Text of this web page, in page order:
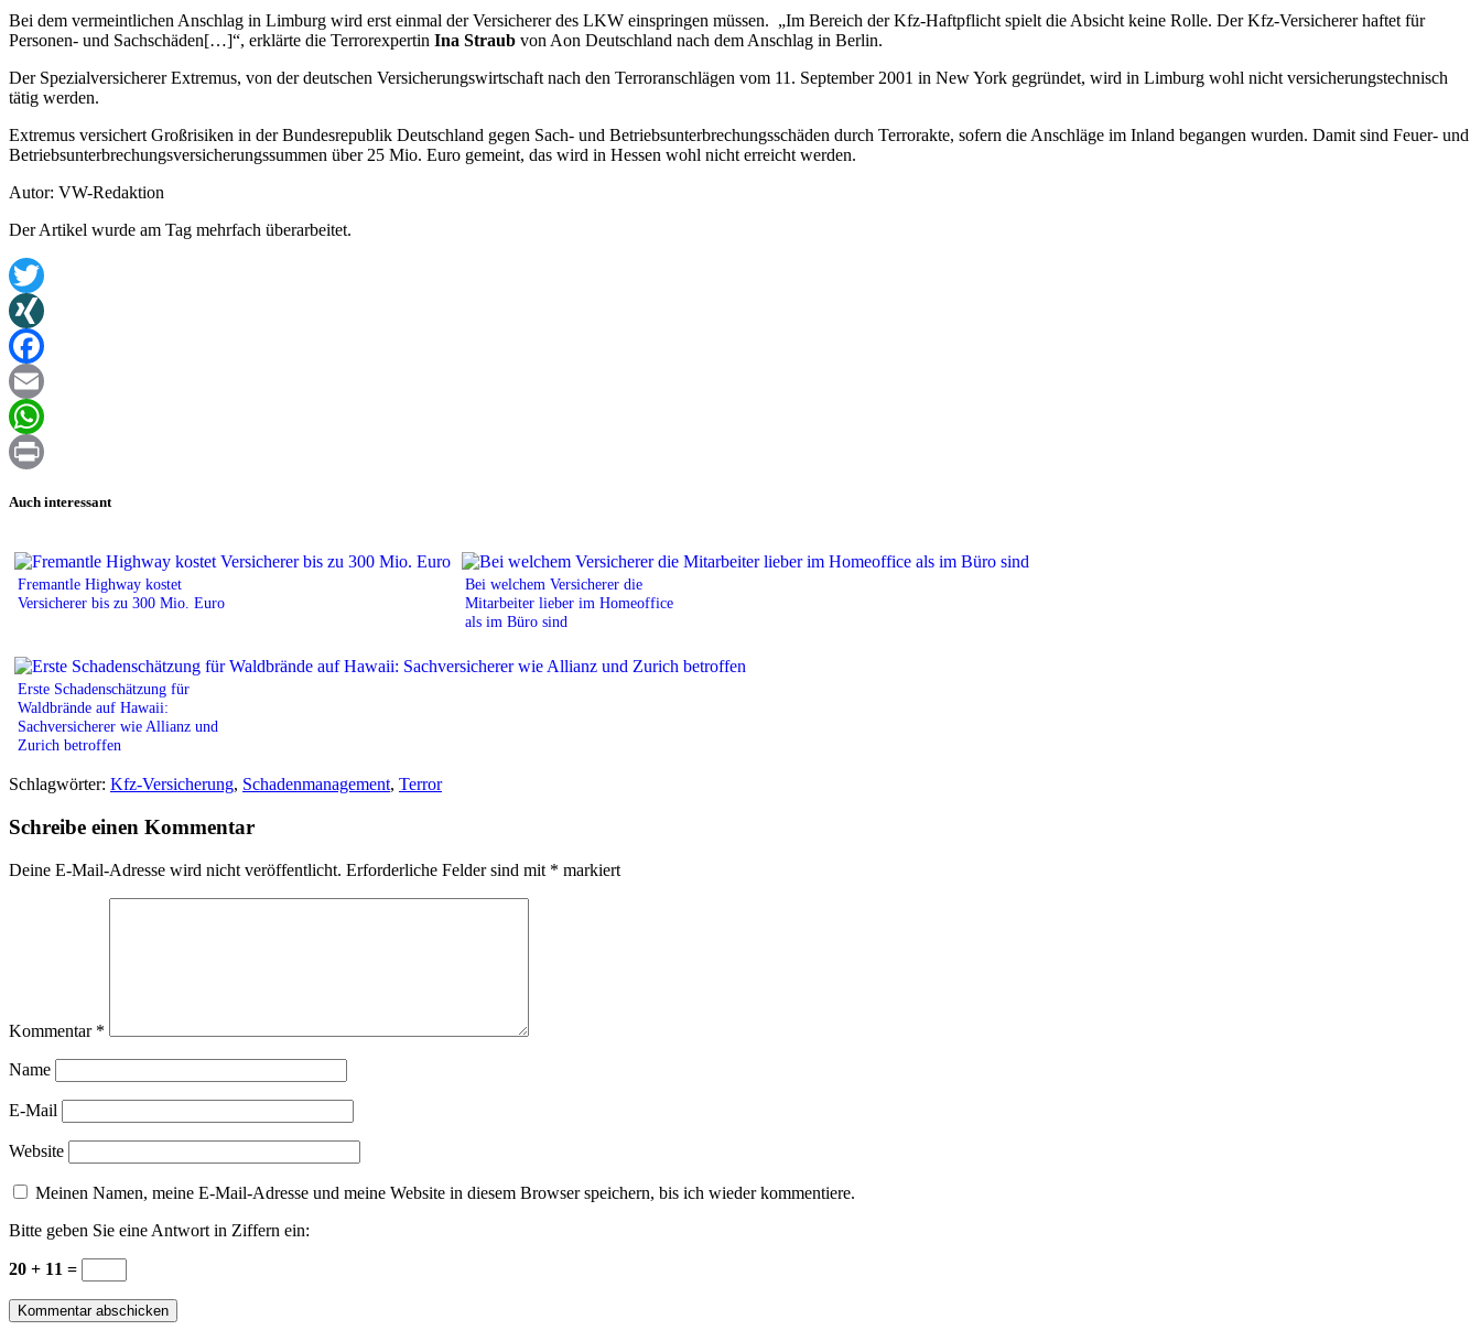
Bei dem vermeintlichen Anschlag in Limburg wird erst einmal der Versicherer des LKW einspringen müssen. „Im Bereich der Kfz-Haftpflicht spielt die Absicht keine Rolle. Der Kfz-Versicherer haftet für
Personen- und Sachschäden[…]“, erklärte die Terrorexpertin Ina Straub von Aon Deutschland nach dem Anschlag in Berlin.
Der Spezialversicherer Extremus, von der deutschen Versicherungswirtschaft nach den Terroranschlägen vom 11. September 2001 in New York gegründet, wird in Limburg wohl nicht versicherungstechnisch
tätig werden.
Extremus versichert Großrisiken in der Bundesrepublik Deutschland gegen Sach- und Betriebsunterbrechungsschäden durch Terrorakte, sofern die Anschläge im Inland begangen wurden. Damit sind Feuer- und
Betriebsunterbrechungsversicherungssummen über 25 Mio. Euro gemeint, das wird in Hessen wohl nicht erreicht werden.
Autor: VW-Redaktion
Der Artikel wurde am Tag mehrfach überarbeitet.
Twitter
XING
Facebook
Email
WhatsApp
Auch interessant
Fremantle Highway kostet
Versicherer bis zu 300 Mio. Euro
Bei welchem Versicherer die
Mitarbeiter lieber im Homeoffice
als im Büro sind
Erste Schadenschätzung für
Waldbrände auf Hawaii:
Sachversicherer wie Allianz und
Zurich betroffen
Schlagwörter: Kfz-Versicherung, Schadenmanagement, Terror
Schreibe einen Kommentar
Deine E-Mail-Adresse wird nicht veröffentlicht. Erforderliche Felder sind mit * markiert
Kommentar *
Name
E-Mail
Website
Meinen Namen, meine E-Mail-Adresse und meine Website in diesem Browser speichern, bis ich wieder kommentiere.
Bitte geben Sie eine Antwort in Ziffern ein:
20 + 11 =